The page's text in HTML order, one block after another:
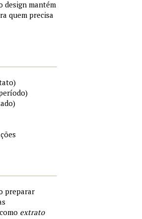
design mantém
quem precisa
preparar
extrato